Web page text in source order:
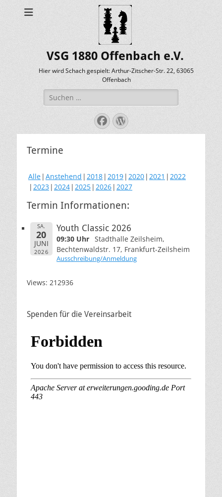
VSG 1880 Offenbach e.V.
Hier wird Schach gespielt: Arthur-Zitscher-Str. 22, 63065
Offenbach
Suche
nach:
Facebook
WordPress
Termine
Alle Anstehend 2018 2019 2020 2021
2022
2023 2024 2025 2026 2027
Termin Informationen:
SA.
20
JUNI
2026
Youth Classic 2026
09:30 Uhr Stadthalle Zeilsheim,
Bechtenwaldstr. 17, Frankfurt-Zeilsheim
Ausschreibung/Anmeldung
Views: 212936
Spenden für die Vereinsarbeit